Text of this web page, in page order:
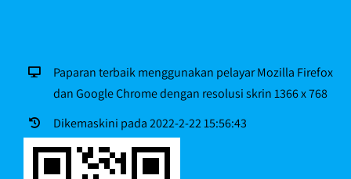
Paparan terbaik menggunakan pelayar Mozilla Firefox
dan Google Chrome dengan resolusi skrin 1366 x 768
Dikemaskini pada 2022-2-22 15:56:43